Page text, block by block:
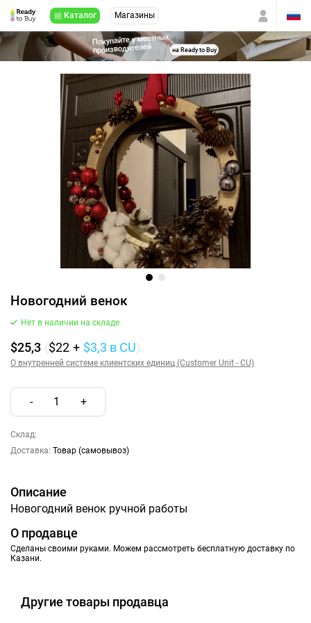
Каталог Магазины
Покупайте у местных
производителей на Ready to Buy
Новогодний венок
Нет в наличии на складе
$25,3 ($22 + $3,3 в CU)
О внутренней системе клиентских единиц (Customer Unit - CU)
- 1 +
Склад:
Доставка: Товар (самовывоз)
Описание
Новогодний венок ручной работы
О продавце
Сделаны своими руками. Можем рассмотреть бесплатную доставку по
Казани.
Другие товары продавца